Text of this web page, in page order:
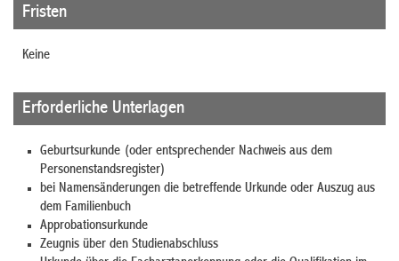
Fristen
Keine
Erforderliche Unterlagen
Geburtsurkunde (oder entsprechender Nachweis aus dem
Personenstandsregister)
bei Namensänderungen die betreffende Urkunde oder Auszug aus
dem Familienbuch
Approbationsurkunde
Zeugnis über den Studienabschluss